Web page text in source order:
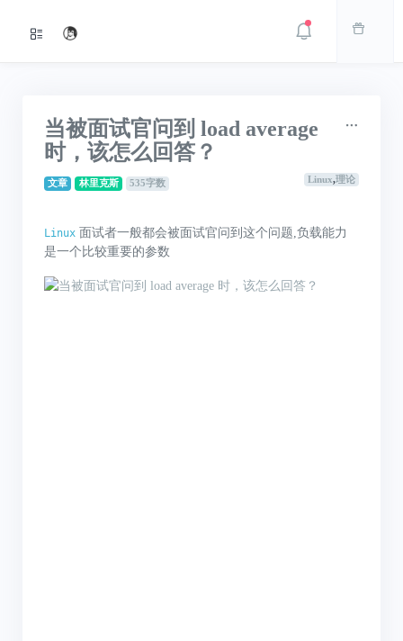
当被面试官问到 load average
时，该怎么回答？
文章 林里克斯 535字数 Linux,理论
Linux 面试者一般都会被面试官问到这个问题,负载能力
是一个比较重要的参数